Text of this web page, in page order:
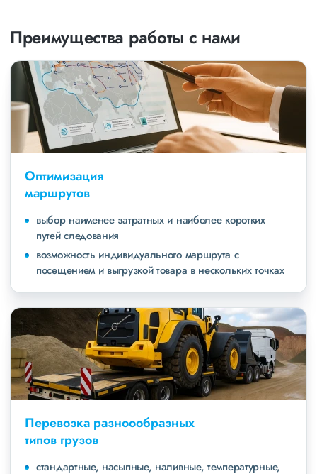
Преимущества работы с нами
Оптимизация
маршрутов
выбор наименее затратных и наиболее коротких
путей следования
возможность индивидуального маршрута с
посещением и выгрузкой товара в нескольких точках
Перевозка разноообразных
типов грузов
стандартные, насыпные, наливные, температурные,